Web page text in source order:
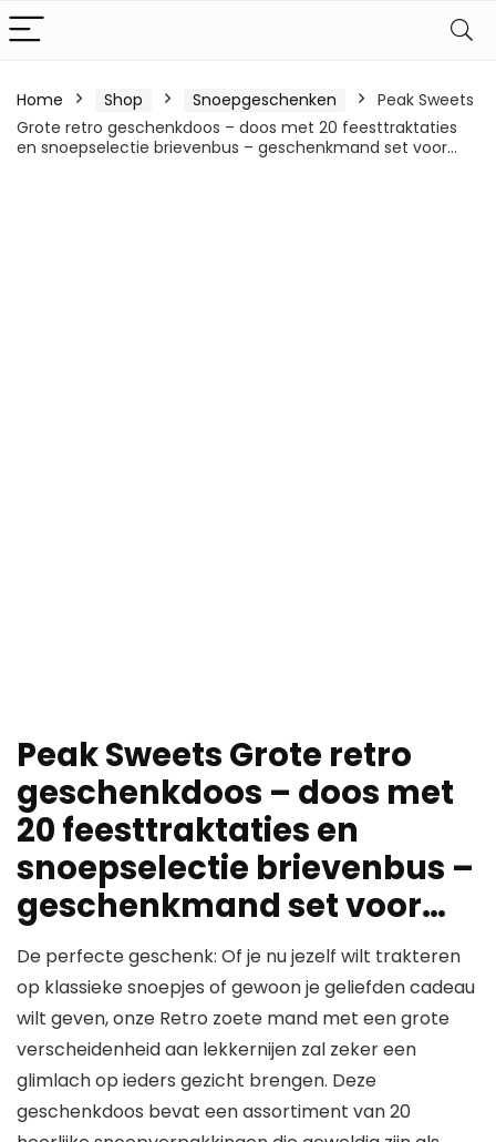
Home Shop Snoepgeschenken
Peak Sweets
Grote retro geschenkdoos – doos met 20 feesttraktaties
en snoepselectie brievenbus – geschenkmand set voor…
Peak Sweets Grote retro
geschenkdoos – doos met
20 feesttraktaties en
snoepselectie brievenbus –
geschenkmand set voor…
De perfecte geschenk: Of je nu jezelf wilt trakteren
op klassieke snoepjes of gewoon je geliefden cadeau
wilt geven, onze Retro zoete mand met een grote
verscheidenheid aan lekkernijen zal zeker een
glimlach op ieders gezicht brengen. Deze
geschenkdoos bevat een assortiment van 20